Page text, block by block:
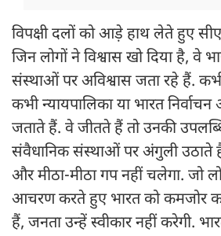
विपक्षी दलों को आड़े हाथ लेते हुए
जिन लोगों ने विश्वास खो दिया है, वे
संस्थाओं पर अविश्वास जता रहे हैं.
कभी न्यायपालिका या भारत
जताते हैं. वे जीतते हैं तो उनकी
संवैधानिक संस्थाओं पर अंगुली उठाते
और मीठा-मीठा गप नहीं चलेगा. जो
आचरण करते हुए भारत को कमजोर
हैं, जनता उन्हें स्वीकार नहीं करेगी.